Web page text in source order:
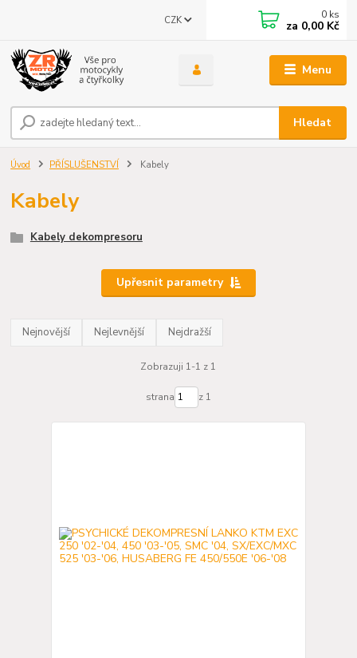
Menu
CZK
Hledat
0 ks
za 0,00 Kč
Úvod PŘÍSLUŠENSTVÍ Kabely
Kabely
Kabely dekompresoru
Upřesnit parametry
Nejnovější Nejlevnější Nejdražší
Zobrazuji 1-1 z 1
strana z 1